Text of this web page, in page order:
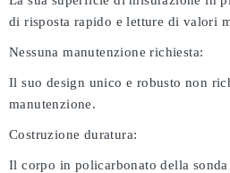
di risposta rapido e letture di valori
Nessuna manutenzione richiesta:
Il suo design unico e robusto non
manutenzione.
Costruzione duratura:
Il corpo in policarbonato della